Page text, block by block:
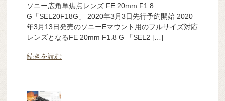
ソニー広角単焦点レンズ FE 20mm F1.8
G「SEL20F18G」 2020年3月3日先行予約開始 2020
年3月13日発売のソニーEマウント用のフルサイズ対応
レンズとなるFE 20mm F1.8 G 「SEL2 […]
続きを読む